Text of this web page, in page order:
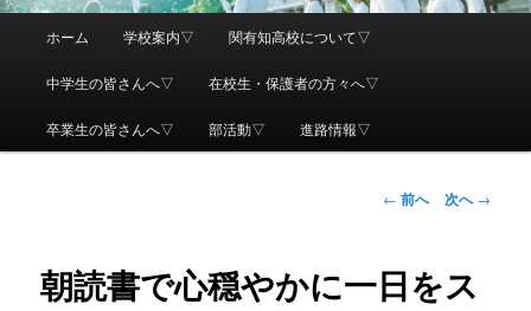
ュ
メ
イ
ン
テ
ホーム 学校案内▽ 関有知高校について▽
中学生の皆さんへ▽ 在校生・保護者の方々へ▽
卒業生の皆さんへ▽ 部活動▽ 進路情報▽
投
ビ
ゲ
← 前へ 次へ→
朝読書で心穏やかに一日をス